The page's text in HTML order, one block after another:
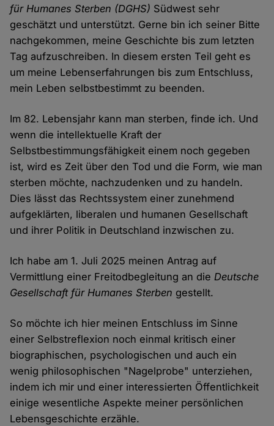
für Humanes Sterben (DGHS) Südwest sehr
geschätzt und unterstützt. Gerne bin ich seiner Bitte
nachgekommen, meine Geschichte bis zum letzten
Tag aufzuschreiben. In diesem ersten Teil geht es
um meine Lebenserfahrungen bis zum Entschluss,
mein Leben selbstbestimmt zu beenden.
Im 82. Lebensjahr kann man sterben, finde ich. Und
wenn die intellektuelle Kraft der
Selbstbestimmungsfähigkeit einem noch gegeben
ist, wird es Zeit über den Tod und die Form, wie man
sterben möchte, nachzudenken und zu handeln.
Dies lässt das Rechtssystem einer zunehmend
aufgeklärten, liberalen und humanen Gesellschaft
und ihrer Politik in Deutschland inzwischen zu.
Ich habe am 1. Juli 2025 meinen Antrag auf
Vermittlung einer Freitodbegleitung an dieDeutsche
Gesellschaft für Humanes Sterben gestellt.
So möchte ich hier meinen Entschluss im Sinne
einer Selbstreflexion noch einmal kritisch einer
biographischen, psychologischen und auch ein
wenig philosophischen "Nagelprobe" unterziehen,
indem ich mir und einer interessierten Öffentlichkeit
einige wesentliche Aspekte meiner persönlichen
Lebensgeschichte erzähle.